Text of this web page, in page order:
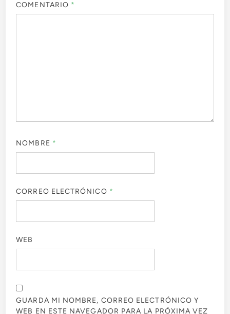
COMENTARIO *
NOMBRE *
CORREO ELECTRÓNICO *
WEB
GUARDA MI NOMBRE, CORREO ELECTRÓNICO Y
WEB EN ESTE NAVEGADOR PARA LA PRÓXIMA VEZ